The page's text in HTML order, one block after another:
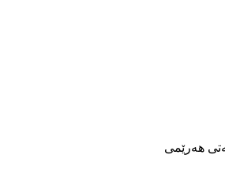
له‌گه‌ڵ حكومه‌تی‌ هه‌رێمی‌